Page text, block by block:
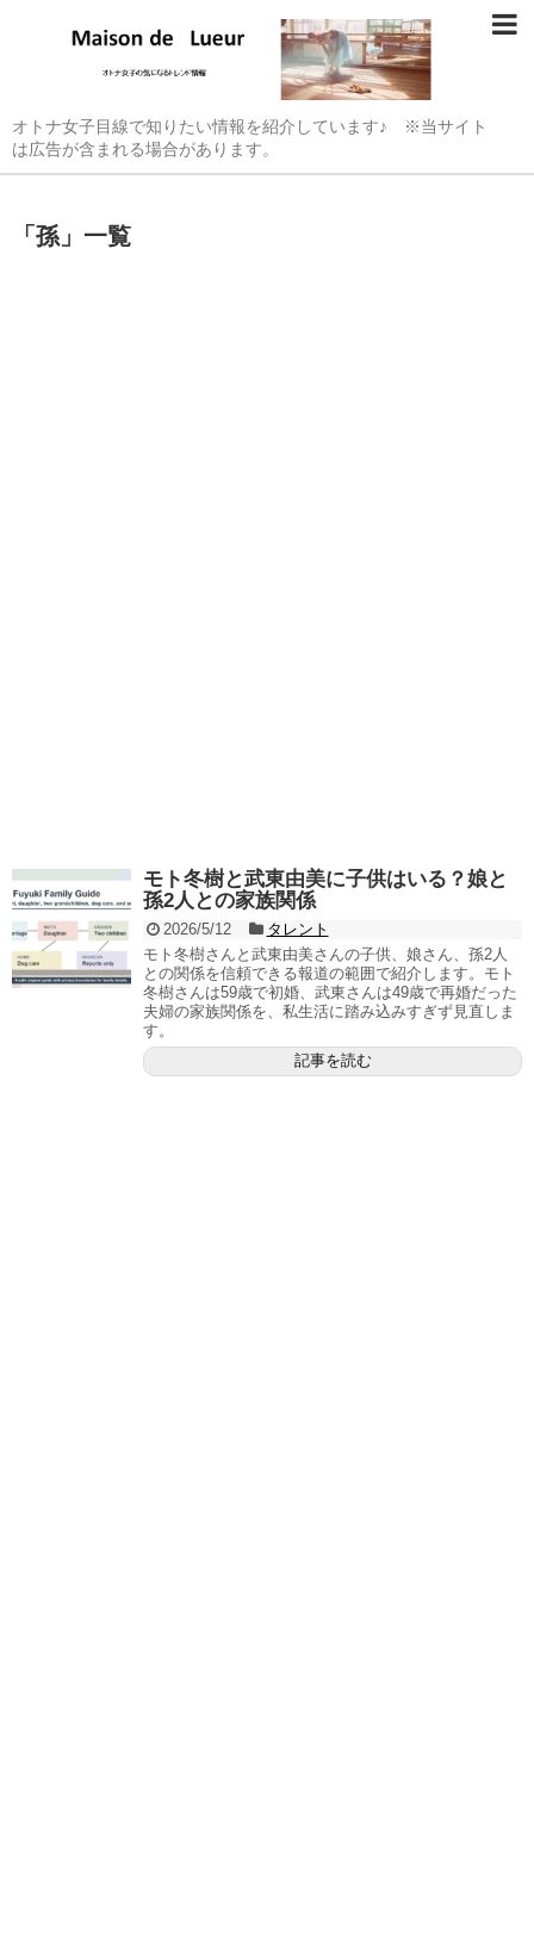
オトナ女子目線で知りたい情報を紹介しています♪ ※当サイト
は広告が含まれる場合があります。
「 孫 」 一覧
モト冬樹と武東由美に子供はいる？娘と
孫2人との家族関係
2026/5/12
タレント
モト冬樹さんと武東由美さんの子供、娘さん、孫2人
との関係を信頼できる報道の範囲で紹介します。モト
冬樹さんは59歳で初婚、武東さんは49歳で再婚だった
夫婦の家族関係を、私生活に踏み込みすぎず見直しま
す。
記事を読む